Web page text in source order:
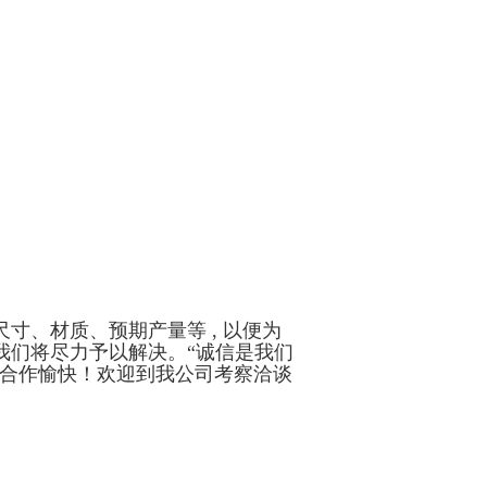
寸、材质、预期产量等 , 以便为
将尽力予以解决。“诚信是我们
作愉快！欢迎到我公司考察洽谈